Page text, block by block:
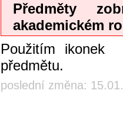
Předměty
akademickém
Použitím ikonek
předmětu.
poslední změna: